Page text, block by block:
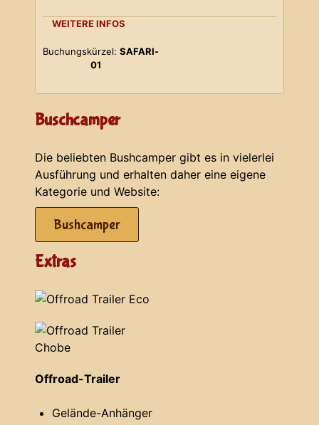
WEITERE INFOS
Buchungskürzel: SAFARI-
01
Buschcamper
Die beliebten Bushcamper gibt es in vielerlei
Ausführung und erhalten daher eine eigene
Kategorie und Website:
Bushcamper
Extras
Offroad-Trailer
Gelände-Anhänger